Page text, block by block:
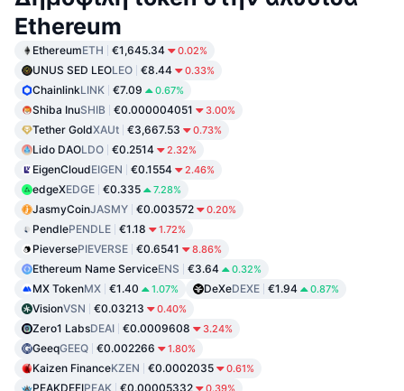
Ethereum
EthereumETH €1,645.34 0.02%
UNUS SED LEOLEO €8.44 0.33%
ChainlinkLINK €7.09 0.67%
Shiba InuSHIB €0.000004051 3.00%
Tether GoldXAUt €3,667.53 0.73%
Lido DAOLDO €0.2514 2.32%
EigenCloudEIGEN €0.1554 2.46%
edgeXEDGE €0.335 7.28%
JasmyCoinJASMY €0.003572 0.20%
PendlePENDLE €1.18 1.72%
PieversePIEVERSE €0.6541 8.86%
Ethereum Name ServiceENS €3.64 0.32%
MX TokenMX €1.40 1.07% DeXeDEXE €1.94 0.87%
VisionVSN €0.03213 0.40%
Zero1 LabsDEAI €0.0009608 3.24%
GeeqGEEQ €0.002266 1.80%
Kaizen FinanceKZEN €0.0002035 0.61%
PEAKDEFIPEAK €0.00005332